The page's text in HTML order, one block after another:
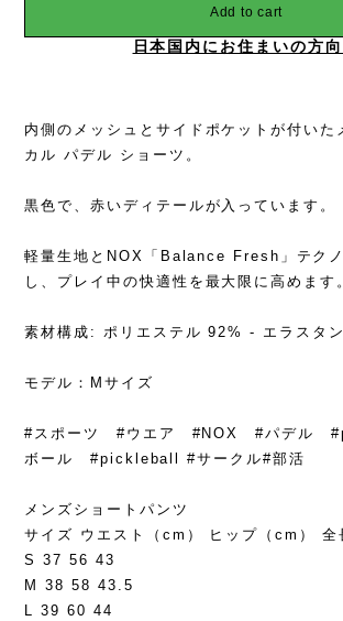
Add to cart
日本国内にお住まいの方
内側のメッシュとサイドポケットが付いた
カル パデル ショーツ。
黒色で、赤いディテールが入っています。
軽量生地とNOX「Balance Fresh」テク
し、プレイ中の快適性を最大限に高めます
素材構成: ポリエステル 92% - エラスタ
モデル：Mサイズ
#スポーツ #ウエア #NOX #パデル
ボール #pickleball #サークル#部活
メンズショートパンツ
サイズ ウエスト（cm） ヒップ（cm） 全
S 37 56 43
M 38 58 43.5
L 39 60 44